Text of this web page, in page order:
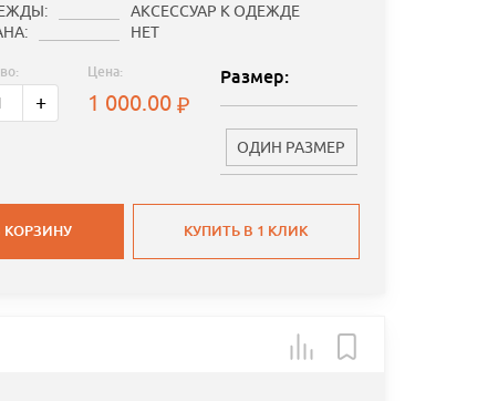
АКСЕССУАР К ОДЕЖДЕ
НЕТ
+
Цена:
1 000.00
Размер:
ОДИН РАЗМЕР
КОРЗИНУ КУПИТЬ В 1 КЛИК